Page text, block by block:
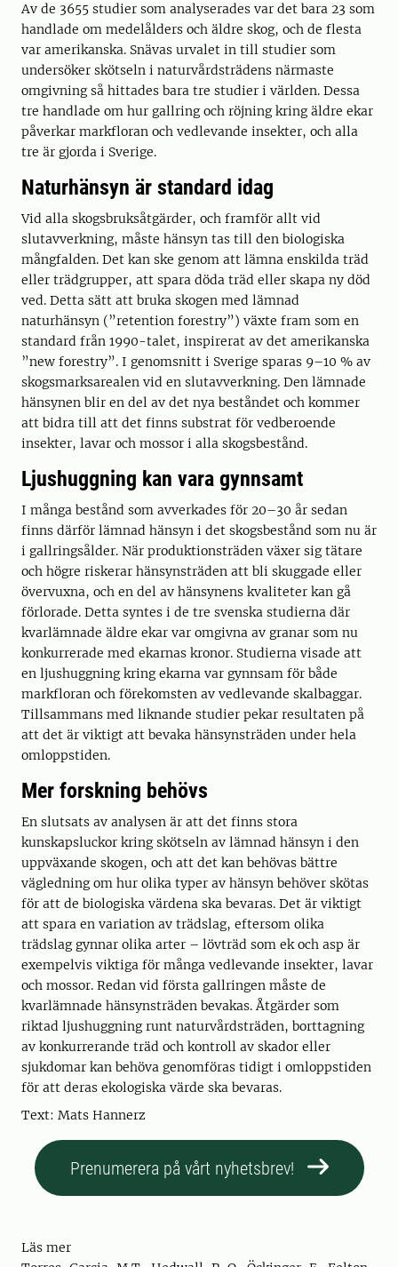
Av de 3655 studier som analyserades var det bara 23 som
handlade om medelålders och äldre skog, och de flesta
var amerikanska. Snävas urvalet in till studier som
undersöker skötseln i naturvårdsträdens närmaste
omgivning så hittades bara tre studier i världen. Dessa
tre handlade om hur gallring och röjning kring äldre ekar
påverkar markfloran och vedlevande insekter, och alla
tre är gjorda i Sverige.
Naturhänsyn är standard idag
Vid alla skogsbruksåtgärder, och framför allt vid
slutavverkning, måste hänsyn tas till den biologiska
mångfalden. Det kan ske genom att lämna enskilda träd
eller trädgrupper, att spara döda träd eller skapa ny död
ved. Detta sätt att bruka skogen med lämnad
naturhänsyn (”retention forestry”) växte fram som en
standard från 1990-talet, inspirerat av det amerikanska
”new forestry”. I genomsnitt i Sverige sparas 9–10 % av
skogsmarksarealen vid en slutavverkning. Den lämnade
hänsynen blir en del av det nya beståndet och kommer
att bidra till att det finns substrat för vedberoende
insekter, lavar och mossor i alla skogsbestånd.
Ljushuggning kan vara gynnsamt
I många bestånd som avverkades för 20–30 år sedan
finns därför lämnad hänsyn i det skogsbestånd som nu är
i gallringsålder. När produktionsträden växer sig tätare
och högre riskerar hänsynsträden att bli skuggade eller
övervuxna, och en del av hänsynens kvaliteter kan gå
förlorade. Detta syntes i de tre svenska studierna där
kvarlämnade äldre ekar var omgivna av granar som nu
konkurrerade med ekarnas kronor. Studierna visade att
en ljushuggning kring ekarna var gynnsam för både
markfloran och förekomsten av vedlevande skalbaggar.
Tillsammans med liknande studier pekar resultaten på
att det är viktigt att bevaka hänsynsträden under hela
omloppstiden.
Mer forskning behövs
En slutsats av analysen är att det finns stora
kunskapsluckor kring skötseln av lämnad hänsyn i den
uppväxande skogen, och att det kan behövas bättre
vägledning om hur olika typer av hänsyn behöver skötas
för att de biologiska värdena ska bevaras. Det är viktigt
att spara en variation av trädslag, eftersom olika
trädslag gynnar olika arter – lövträd som ek och asp är
exempelvis viktiga för många vedlevande insekter, lavar
och mossor. Redan vid första gallringen måste de
kvarlämnade hänsynsträden bevakas. Åtgärder som
riktad ljushuggning runt naturvårdsträden, borttagning
av konkurrerande träd och kontroll av skador eller
sjukdomar kan behöva genomföras tidigt i omloppstiden
för att deras ekologiska värde ska bevaras.
Text: Mats Hannerz
Prenumerera på vårt nyhetsbrev!
Läs mer